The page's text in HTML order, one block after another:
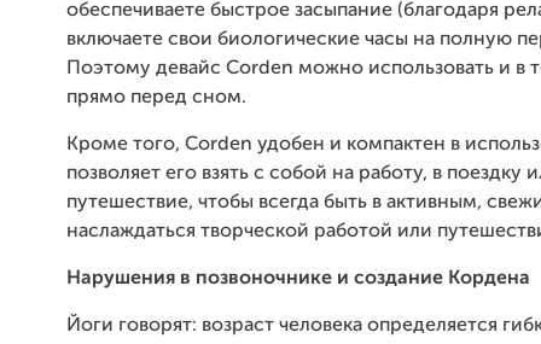
обеспечиваете быстрое засыпание (благодаря
включаете свои биологические часы на полную
Поэтому девайс Corden можно использовать и в
прямо перед сном.
Кроме того, Corden удобен и компактен в
позволяет его взять с собой на работу, в поездку
путешествие, чтобы всегда быть в активным,
наслаждаться творческой работой или
Нарушения в позвоночнике и создание Кордена
Йоги говорят: возраст человека определяется